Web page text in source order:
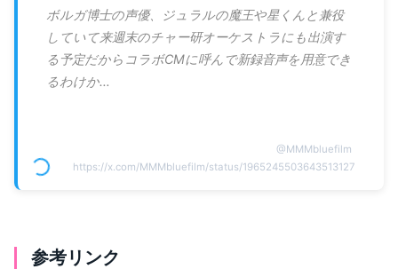
ボルガ博士の声優、ジュラルの魔王や星くんと兼役
していて来週末のチャー研オーケストラにも出演す
る予定だからコラボCMに呼んで新録音声を用意でき
るわけか…
@MMMbluefilm
https://x.com/MMMbluefilm/status/1965245503643513127
参考リンク